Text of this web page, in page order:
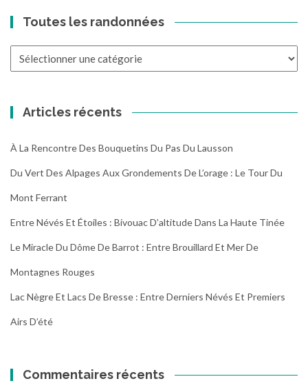
Toutes les randonnées
Articles récents
À La Rencontre Des Bouquetins Du Pas Du Lausson
Du Vert Des Alpages Aux Grondements De L’orage : Le Tour Du
Mont Ferrant
Entre Névés Et Étoiles : Bivouac D’altitude Dans La Haute Tinée
Le Miracle Du Dôme De Barrot : Entre Brouillard Et Mer De
Montagnes Rouges
Lac Nègre Et Lacs De Bresse : Entre Derniers Névés Et Premiers
Airs D’été
Commentaires récents